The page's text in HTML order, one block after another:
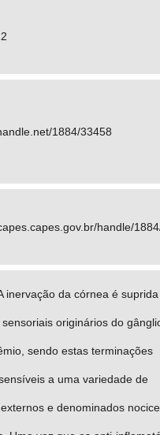
1884/33458
handle/
inervação da córnea é
originários do
sendo estas terminações
a uma variedade de
e denominados